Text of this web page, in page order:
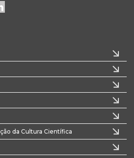
da Cultura Científica